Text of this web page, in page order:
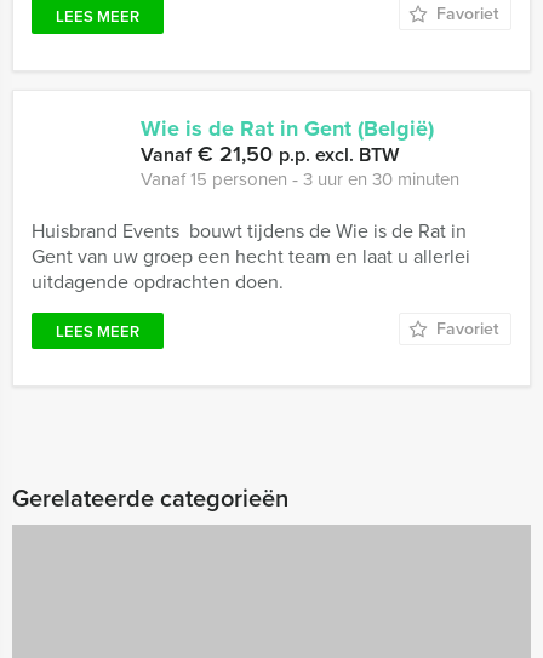
LEES MEER Favoriet
Wie is de Rat in Gent (België)
Vanaf€ 21,50 p.p. excl. BTW
Vanaf 15 personen ‐ 3 uur en 30 minuten
Huisbrand Events bouwt tijdens de Wie is de Rat in
Gent van uw groep een hecht team en laat u allerlei
uitdagende opdrachten doen.
LEES MEER Favoriet
Gerelateerde categorieën